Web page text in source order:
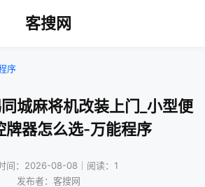
客搜网
序
城麻将机改装上门_小型便
牌器怎么选-万能程序
间：2026-08-08｜阅读：1
发布者：客搜网